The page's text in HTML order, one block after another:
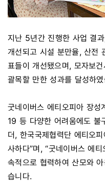
지난 5년간 진행한 사업 결
개선되고 시설 분만율, 산전
표들이 개선됐으며, 모자보
괄목할 만한 성과를 달성하
굿네이버스 에티오피아 장성
19 등 다양한 어려움에도 불
더, 한국국제협력단 에티오
사하다”며, “굿네이버스 에
속적으로 협력하여 산모와
습니다.